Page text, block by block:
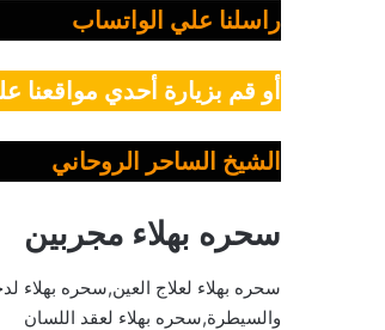
راسلنا علي الواتساب
أو قم بزيارة أحدي مواقعنا
الشيخ الساحر الروحاني
سحره بهلاء مجربين
سحره بهلاء لعلاج العين,سحره بهلاء
والسيطرة,سحره بهلاء لعقد اللسان